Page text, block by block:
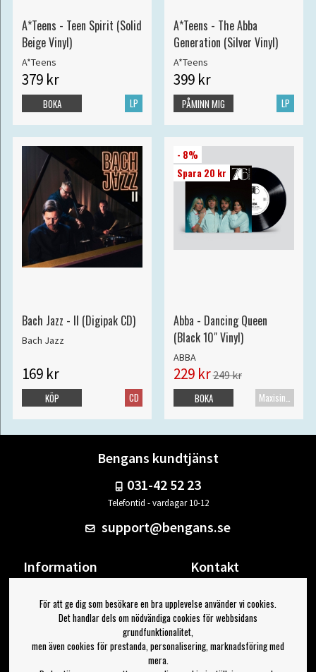
A*Teens - Teen Spirit (Solid
Beige Vinyl)
A*Teens
379 kr
LP
BOKA
A*Teens - The Abba
Generation (Silver Vinyl)
A*Teens
399 kr
LP
PÅMINN MIG
Bach Jazz - II (Digipak CD)
Bach Jazz
169 kr
CD
KÖP
- 8%
Spara 20 kr
Abba - Dancing Queen
(Black 10" Vinyl)
ABBA
229 kr249 kr
Maxisingel
BOKA
Bengans kundtjänst
031-42 52 23
Telefontid - vardagar 10-12
support@bengans.se
Information
Om Bengans
FAQ / Köp- & Leveransvillkor
Kontakt
Din sida
Logga ut
Jag vill ha tips från Bengans
För att ge dig som besökare en bra upplevelse använder vi cookies.
Det handlar dels om nödvändiga cookies för webbsidans
grundfunktionalitet,
men även cookies för prestanda, personalisering, marknadsföring med
mera.